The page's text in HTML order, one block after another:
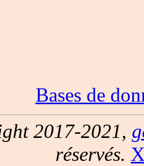
Bases de
2017-2021,
réservés.